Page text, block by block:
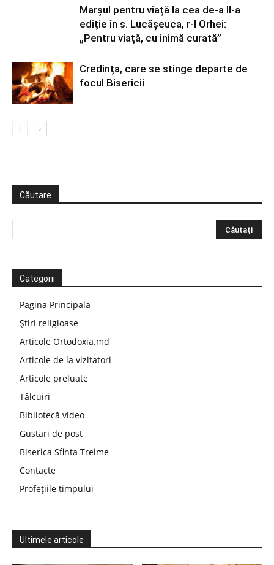
Marșul pentru viață la cea de-a II-a
ediție în s. Lucășeuca, r-l Orhei:
„Pentru viață, cu inimă curată”
Credința, care se stinge departe de
focul Bisericii
Căutare
Categorii
Pagina Principala
Știri religioase
Articole Ortodoxia.md
Articole de la vizitatori
Articole preluate
Tâlcuiri
Bibliotecă video
Gustări de post
Biserica Sfinta Treime
Contacte
Profețiile timpului
Ultimele articole